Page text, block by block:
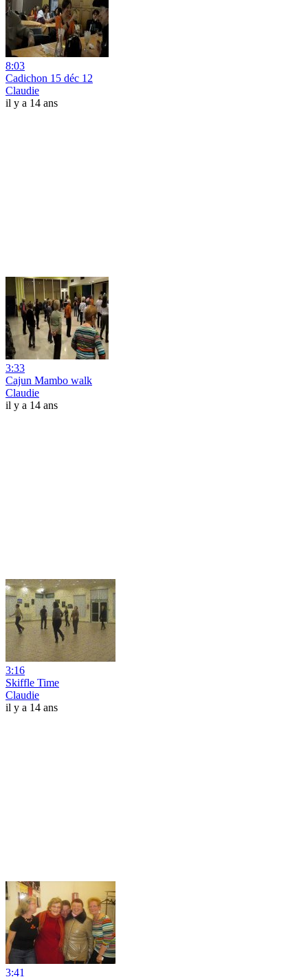
8:03
Cadichon 15 déc 12
Claudie
il y a 14 ans
3:33
Cajun Mambo walk
Claudie
il y a 14 ans
3:16
Skiffle Time
Claudie
il y a 14 ans
3:41